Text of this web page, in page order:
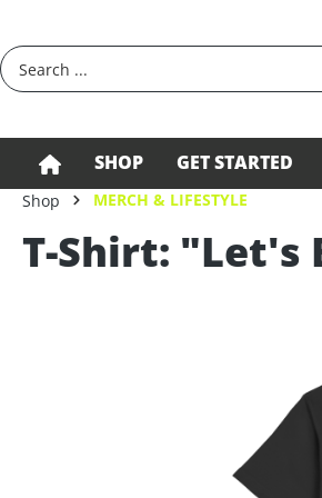
SHOP GET STARTED
Shop MERCH & LIFESTYLE
T-Shirt: "Let's